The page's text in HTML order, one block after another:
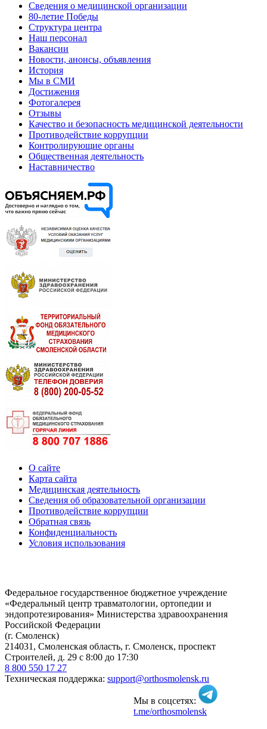
Сведения о медицинской организации
80-летие Победы
Структура центра
Наш персонал
Вакансии
Новости, анонсы, объявления
История
Мы в СМИ
Достижения
Фотогалерея
Отзывы
Качество и безопасность медицинской деятельности
Противодействие коррупции
Контролирующие органы
Общественная деятельность
Наставничество
О сайте
Карта сайта
Медицинская деятельность
Сведения об образовательной организации
Противодействие коррупции
Обратная связь
Конфиденциальность
Условия использования
Федеральное государственное бюджетное учреждение
«Федеральный центр травматологии, ортопедии и
эндопротезирования» Министерства здравоохранения
Российской Федерации
(г. Смоленск)
214031, Смоленская область, г. Смоленск, проспект
Строителей, д. 29 с 8:00 до 17:30
8 800 550 17 27
Техническая поддержка: support@orthosmolensk.ru
Мы в соцсетях:
t.me/orthosmolensk